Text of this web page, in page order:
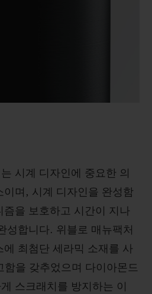
시계 디자인에 중요한 의
이며, 시계 디자인을 완성함
을 보호하고 시간이 지나
성합니다. 위블로 매뉴팩처
최첨단 세라믹 소재를 사
함을 갖추었으며 다이아몬드
스크래치를 방지하는 이